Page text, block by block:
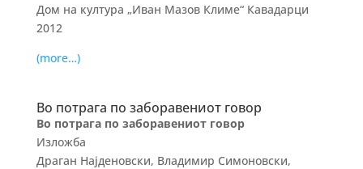
Дом на култура „Иван Мазов Климе“ Кавадарци
2012
(more…)
Во потрага по заборавениот говор
Во потрага по заборавениот говор
Изложба
Драган Најденовски, Владимир Симоновски,